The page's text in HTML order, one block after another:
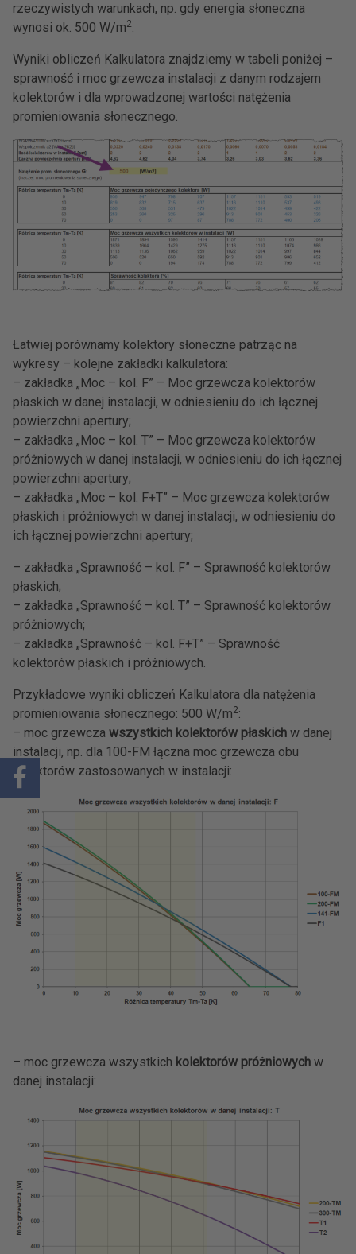
rzeczywistych warunkach, np. gdy energia słoneczna
wynosi ok. 500 W/m2.
Wyniki obliczeń Kalkulatora znajdziemy w tabeli poniżej –
sprawność i moc grzewcza instalacji z danym rodzajem
kolektorów i dla wprowadzonej wartości natężenia
promieniowania słonecznego.
Łatwiej porównamy kolektory słoneczne patrząc na
wykresy – kolejne zakładki kalkulatora:
– zakładka „Moc – kol. F” – Moc grzewcza kolektorów
płaskich w danej instalacji, w odniesieniu do ich łącznej
powierzchni apertury;
– zakładka „Moc – kol. T” – Moc grzewcza kolektorów
próżniowych w danej instalacji, w odniesieniu do ich łącznej
powierzchni apertury;
– zakładka „Moc – kol. F+T” – Moc grzewcza kolektorów
płaskich i próżniowych w danej instalacji, w odniesieniu do
ich łącznej powierzchni apertury;
– zakładka „Sprawność – kol. F” – Sprawność kolektorów
płaskich;
– zakładka „Sprawność – kol. T” – Sprawność kolektorów
próżniowych;
– zakładka „Sprawność – kol. F+T” – Sprawność
kolektorów płaskich i próżniowych.
Przykładowe wyniki obliczeń Kalkulatora dla natężenia
promieniowania słonecznego: 500 W/m2:
– moc grzewcza wszystkich kolektorów płaskich w danej
instalacji, np. dla 100-FM łączna moc grzewcza obu
kolektorów zastosowanych w instalacji:
– moc grzewcza wszystkich kolektorów próżniowych w
danej instalacji: